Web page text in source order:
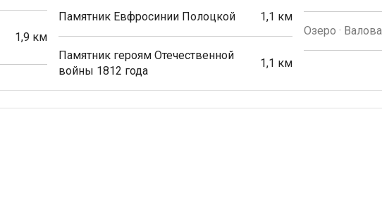
1,9 км
Памятник Евфросинии Полоцкой 1,1 км
Памятник героям Отечественной
войны 1812 года
1,1 км
Озеро · Валова